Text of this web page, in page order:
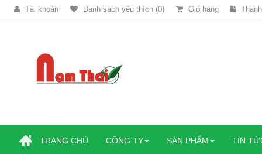
Tài khoản Danh sách yêu thích (0) Giỏ hàng
TRANG CHỦ CÔNG TY SẢN PHẨM TIN